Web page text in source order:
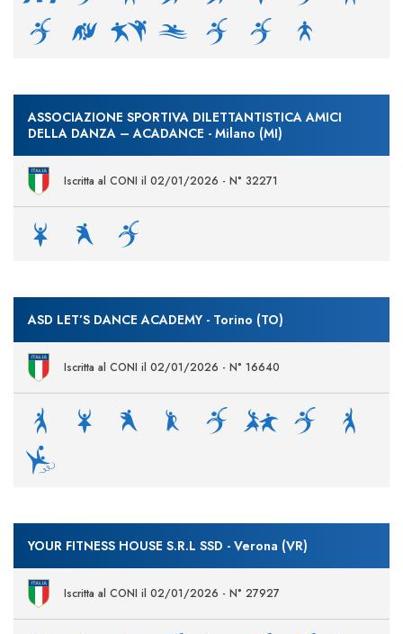
ASSOCIAZIONE SPORTIVA DILETTANTISTICA AMICI
DELLA DANZA – ACADANCE - Milano (MI)
Iscritta al CONI il 02/01/2026 - N° 32271
ASD LET’S DANCE ACADEMY - Torino (TO)
Iscritta al CONI il 02/01/2026 - N° 16640
YOUR FITNESS HOUSE S.R.L SSD - Verona (VR)
Iscritta al CONI il 02/01/2026 - N° 27927